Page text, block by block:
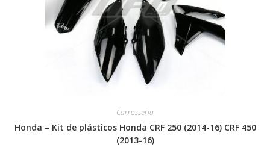
Carrosseria
Honda – Kit de plásticos Honda CRF 250 (2014-16) CRF 450
(2013-16)